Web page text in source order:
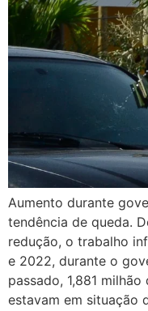
Aumento durante
tendência de queda.
redução, o trabalho
e 2022, durante o
passado, 1,881
estavam em situação